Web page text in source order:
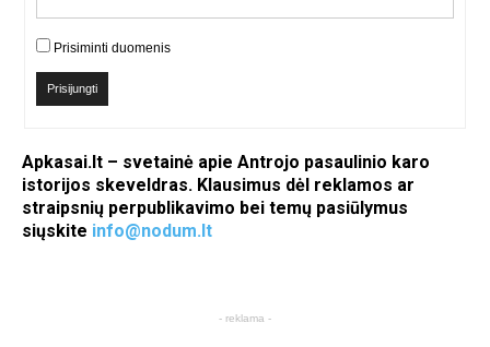
Prisiminti duomenis
Prisijungti
Apkasai.lt – svetainė apie Antrojo pasaulinio karo
istorijos skeveldras. Klausimus dėl reklamos ar
straipsnių perpublikavimo bei temų pasiūlymus
siųskite info@nodum.lt
- reklama -